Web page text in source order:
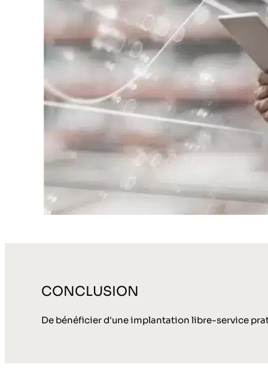
CONCLUSION
De bénéficier d'une implantation libre-service